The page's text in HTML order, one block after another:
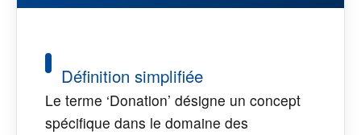
Définition simplifiée
Le terme ‘Donation’ désigne un concept
spécifique dans le domaine des